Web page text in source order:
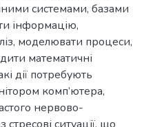
системами, базами
інформацію,
моделювати процеси,
математичні
дії потребують
комп’ютера,
нервово-